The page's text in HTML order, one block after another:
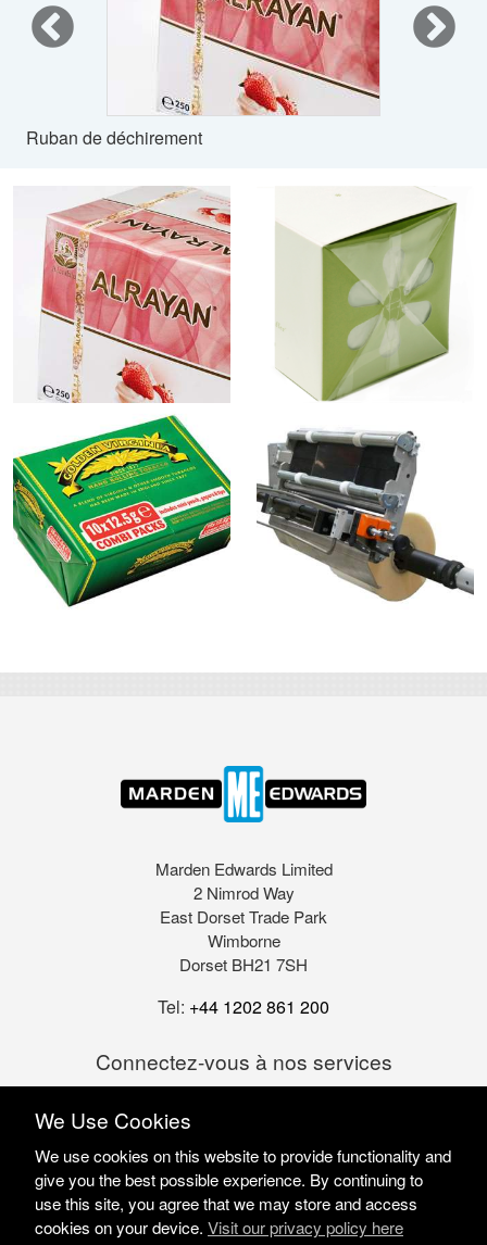
Ruban de déchirement
Marden Edwards Limited
2 Nimrod Way
East Dorset Trade Park
Wimborne
Dorset BH21 7SH
Tel: +44 1202 861 200
Connectez-vous à nos services
Marden Edwards Ltd © 2026
We Use Cookies
We use cookies on this website to provide functionality and
give you the best possible experience. By continuing to
use this site, you agree that we may store and access
cookies on your device. Visit our privacy policy here